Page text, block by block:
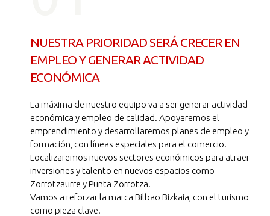
NUESTRA PRIORIDAD SERÁ CRECER EN
EMPLEO Y GENERAR ACTIVIDAD
ECONÓMICA
La máxima de nuestro equipo va a ser generar actividad
económica y empleo de calidad. Apoyaremos el
emprendimiento y desarrollaremos planes de empleo y
formación, con líneas especiales para el comercio.
Localizaremos nuevos sectores económicos para atraer
inversiones y talento en nuevos espacios como
Zorrotzaurre y Punta Zorrotza.
Vamos a reforzar la marca Bilbao Bizkaia, con el turismo
como pieza clave.